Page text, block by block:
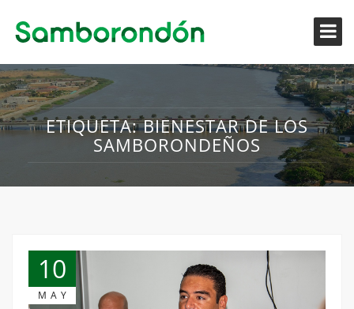
ETIQUETA:BIENESTAR DE LOS
SAMBORONDEÑOS
10
MAY